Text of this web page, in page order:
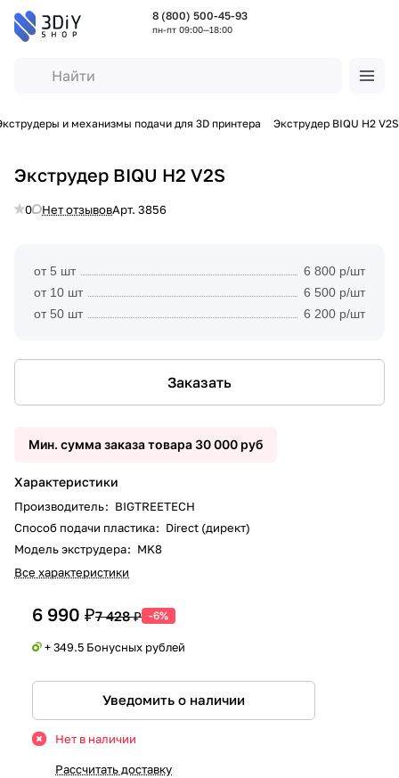
8 (800) 500-45-93
пн-пт 09:00—18:00
и механизмы подачи для 3D принтера Экструдер BIQU H2 V2S
Экструдер BIQU H2 V2S
0 Нет отзывовАрт. 3856
от 5 шт
6 800 р/шт
от 10 шт
6 500 р/шт
от 50 шт
6 200 р/шт
Заказать
Мин. сумма заказа товара 30 000 руб
Характеристики
Производитель: BIGTREETECH
Способ подачи пластика: Direct (директ)
Модель экструдера: MK8
Все характеристики
6 990 ₽7 428 ₽ -6%
+ 349.5 Бонусных рублей
Уведомить о наличии
Нет в наличии
Рассчитать доставку